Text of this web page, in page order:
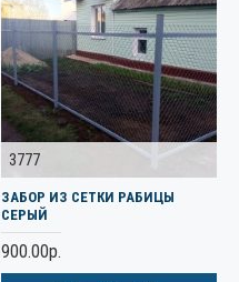
3777
ЗАБОР ИЗ СЕТКИ РАБИЦЫ
СЕРЫЙ
900.00р.